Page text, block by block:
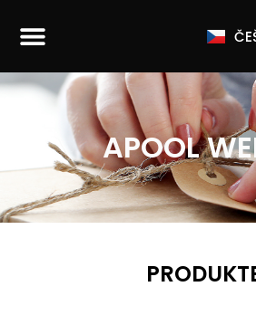
APOOL